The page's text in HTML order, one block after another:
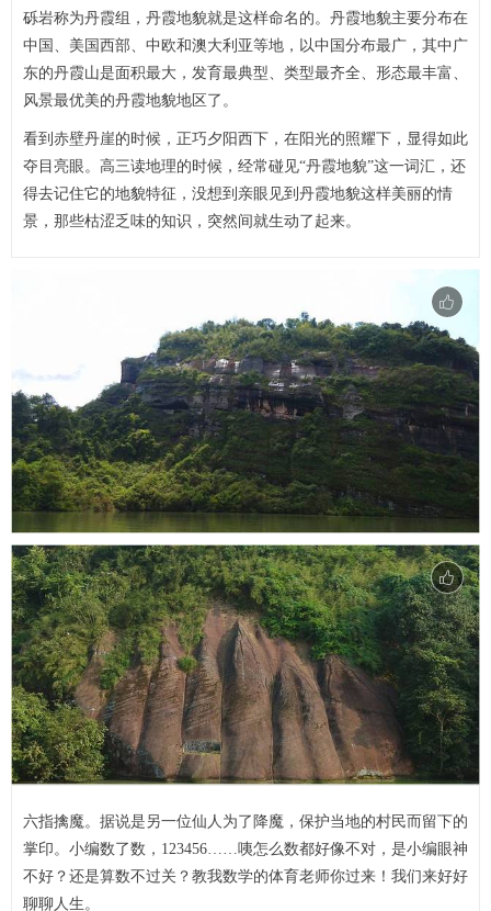
砾岩称为丹霞组，丹霞地貌就是这样命名的。丹霞地貌主要分布在
中国、美国西部、中欧和澳大利亚等地，以中国分布最广，其中广
东的丹霞山是面积最大，发育最典型、类型最齐全、形态最丰富、
风景最优美的丹霞地貌地区了。
看到赤壁丹崖的时候，正巧夕阳西下，在阳光的照耀下，显得如此
夺目亮眼。高三读地理的时候，经常碰见“丹霞地貌”这一词汇，还
得去记住它的地貌特征，没想到亲眼见到丹霞地貌这样美丽的情
景，那些枯涩乏味的知识，突然间就生动了起来。
六指擒魔。据说是另一位仙人为了降魔，保护当地的村民而留下的
掌印。小编数了数，123456……咦怎么数都好像不对，是小编眼神
不好？还是算数不过关？教我数学的体育老师你过来！我们来好好
聊聊人生。